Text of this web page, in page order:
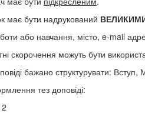
має бути надрукований
або навчання, місто, e-mail
скорочення можуть бути
бажано структурувати:
тез доповіді: